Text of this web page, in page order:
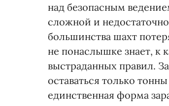
над безопасным
сложной и
большинства шахт
не понаслышке знает, к
выстраданных правил.
оставаться только
единственная форма